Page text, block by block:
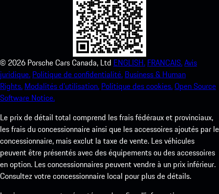
© 2026 Porsche Cars Canada, Ltd ENGLISH. FRANCAIS.Avis
juridique. Politique de confidentialité. Business & Human
Rights. Modalités d’utilisation. Politique des cookies.Open Source
Software Notice.
Le prix de détail total comprend les frais fédéraux et provinciaux,
les frais du concessionnaire ainsi que les accessoires ajoutés par le
concessionnaire, mais exclut la taxe de vente. Les véhicules
peuvent être présentés avec des équipements ou des accessoires
en option. Les concessionnaires peuvent vendre à un prix inférieur.
Consultez votre concessionnaire local pour plus de détails.